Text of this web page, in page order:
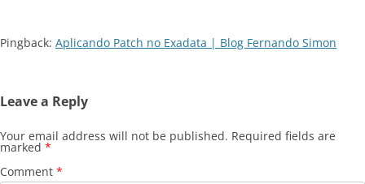
Pingback: Aplicando Patch no Exadata | Blog Fernando Simon
Leave a Reply
Your email address will not be published. Required fields are
marked *
Comment *